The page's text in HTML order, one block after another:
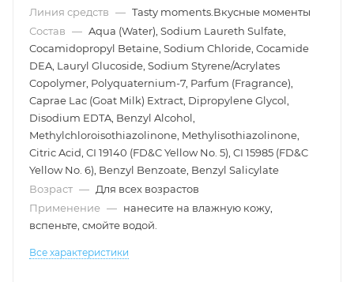
Линия средств — Tasty moments.Вкусные моменты
Состав — Aqua (Water), Sodium Laureth Sulfate,
Cocamidopropyl Betaine, Sodium Chloride, Cocamide
DEA, Lauryl Glucoside, Sodium Styrene/Acrylates
Copolymer, Polyquaternium-7, Parfum (Fragrance),
Caprae Lac (Goat Milk) Extract, Dipropylene Glycol,
Disodium EDTA, Benzyl Alcohol,
Methylchloroisothiazolinone, Methylisothiazolinone,
Citric Acid, CI 19140 (FD&C Yellow No. 5), CI 15985 (FD&C
Yellow No. 6), Benzyl Benzoate, Benzyl Salicylate
Возраст — Для всех возрастов
Применение — нанесите на влажную кожу,
вспеньте, смойте водой.
Все характеристики